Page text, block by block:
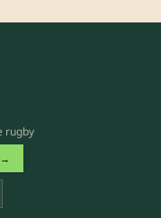
rugby
→